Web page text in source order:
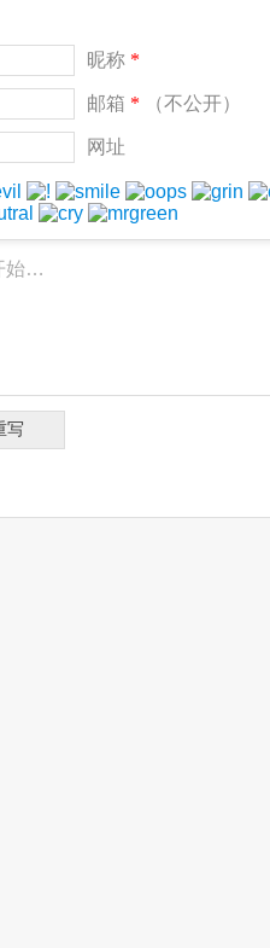
昵称 *
邮箱 * （不公开）
网址